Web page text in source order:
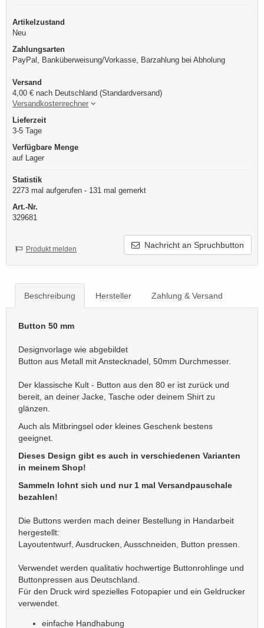
Artikelzustand
Neu
Zahlungsarten
PayPal, Banküberweisung/Vorkasse, Barzahlung bei Abholung
Versand
4,00 € nach Deutschland (Standardversand)
Versandkostenrechner
Lieferzeit
3-5 Tage
Verfügbare Menge
auf Lager
Statistik
2273 mal aufgerufen - 131 mal gemerkt
Art.-Nr.
329681
Nachricht an Spruchbutton
Produkt melden
Beschreibung Hersteller Zahlung & Versand
Button 50 mm
Designvorlage wie abgebildet
Button aus Metall mit Anstecknadel, 50mm Durchmesser.
Der klassische Kult - Button aus den 80 er ist zurück und
bereit, an deiner Jacke, Tasche oder deinem Shirt zu
glänzen.
Auch als Mitbringsel oder kleines Geschenk bestens
geeignet.
Dieses Design gibt es auch in verschiedenen Varianten
in meinem Shop!
Sammeln lohnt sich und nur 1 mal Versandpauschale
bezahlen!
Die Buttons werden mach deiner Bestellung in Handarbeit
hergestellt:
Layoutentwurf, Ausdrucken, Ausschneiden, Button pressen.
Verwendet werden qualitativ hochwertige Buttonrohlinge und
Buttonpressen aus Deutschland.
Für den Druck wird spezielles Fotopapier und ein Geldrucker
verwendet.
einfache Handhabung